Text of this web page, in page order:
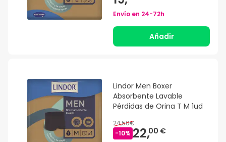
Envío en 24-72h
Añadir
Lindor Men Boxer
Absorbente Lavable
Pérdidas de Orina T M 1ud
24,50€
-10% 22,00 €